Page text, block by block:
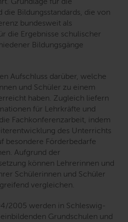
die Bildungsstandards, die von
bundesweit als
die Ergebnisse schulischer
Bildungsgänge
Aufschluss darüber, welche
und Schüler zu einem
haben. Zugleich liefern
für Lehrkräfte und
Fachkonferenzarbeit, indem
des Unterrichts
besondere Förderbedarfe
Aufgrund der
können Lehrerinnen und
Schülerinnen und Schüler
vergleichen.
2005 werden in Schleswig-
Grundschulen und